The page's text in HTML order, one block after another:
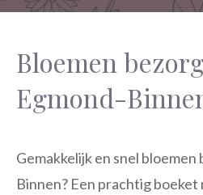
Bloemen
Egmond-
Gemakkelijk en snel
Binnen? Een prachtig boeket